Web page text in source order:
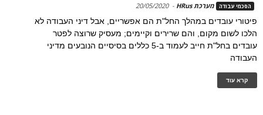
הסכמי עבודה מערכת HRus -
20/05/2020
פיטורי עובדים במהלך החל"ת הם אפשריים, אבל דיני העבודה לא
הלכו לשום מקום, והם שרירים וקיימים; מעסיק שרוצה לפטר
עובדים בחל"ת חייב לעמוד ב-5 כללים בסיסיים הנובעים מדיני
העבודה
קרא עוד